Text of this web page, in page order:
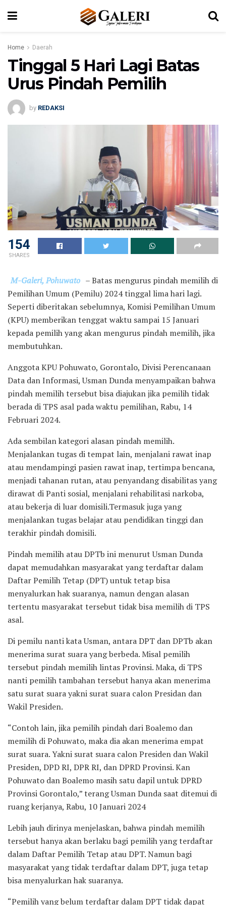
Home Daerah
Tinggal 5 Hari Lagi Batas
Urus Pindah Pemilih
by REDAKSI
154
SHARES
M-Galeri, Pohuwato – Batas mengurus pindah memilih di
Pemilihan Umum (Pemilu) 2024 tinggal lima hari lagi.
Seperti diberitakan sebelumnya, Komisi Pemilihan Umum
(KPU) memberikan tenggat waktu sampai 15 Januari
kepada pemilih yang akan mengurus pindah memilih, jika
membutuhkan.
Anggota KPU Pohuwato, Gorontalo, Divisi Perencanaan
Data dan Informasi, Usman Dunda menyampaikan bahwa
pindah memilih tersebut bisa diajukan jika pemilih tidak
berada di TPS asal pada waktu pemilihan, Rabu, 14
Februari 2024.
Ada sembilan kategori alasan pindah memilih.
Menjalankan tugas di tempat lain, menjalani rawat inap
atau mendampingi pasien rawat inap, tertimpa bencana,
menjadi tahanan rutan, atau penyandang disabilitas yang
dirawat di Panti sosial, menjalani rehabilitasi narkoba,
atau bekerja di luar domisili.Termasuk juga yang
menjalankan tugas belajar atau pendidikan tinggi dan
terakhir pindah domisili.
Pindah memilih atau DPTb ini menurut Usman Dunda
dapat memudahkan masyarakat yang terdaftar dalam
Daftar Pemilih Tetap (DPT) untuk tetap bisa
menyalurkan hak suaranya, namun dengan alasan
tertentu masyarakat tersebut tidak bisa memilih di TPS
asal.
Di pemilu nanti kata Usman, antara DPT dan DPTb akan
menerima surat suara yang berbeda. Misal pemilih
tersebut pindah memilih lintas Provinsi. Maka, di TPS
nanti pemilih tambahan tersebut hanya akan menerima
satu surat suara yakni surat suara calon Presidan dan
Wakil Presiden.
“Contoh lain, jika pemilih pindah dari Boalemo dan
memilih di Pohuwato, maka dia akan menerima empat
surat suara. Yakni surat suara calon Presiden dan Wakil
Presiden, DPD RI, DPR RI, dan DPRD Provinsi. Kan
Pohuwato dan Boalemo masih satu dapil untuk DPRD
Provinsi Gorontalo,” terang Usman Dunda saat ditemui di
ruang kerjanya, Rabu, 10 Januari 2024
Lebih jauh dirinya menjelaskan, bahwa pindah memilih
tersebut hanya akan berlaku bagi pemilih yang terdaftar
dalam Daftar Pemilih Tetap atau DPT. Namun bagi
masyarakat yang tidak terdaftar dalam DPT, juga tetap
bisa menyalurkan hak suaranya.
“Pemilih yang belum terdaftar dalam DPT tidak dapat